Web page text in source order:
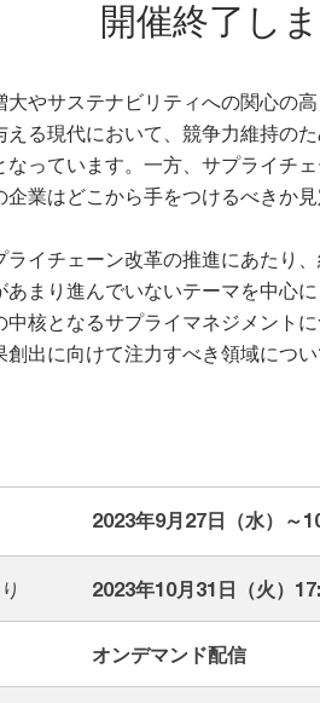
開催終了し
大やサステナビリティへの関心の
える現代において、競争力維持の
なっています。一方、サプライチ
企業はどこから手をつけるべきか
ライチェーン改革の推進にあたり
あまり進んでいないテーマを中心
中核となるサプライマネジメント
出に向けて注力すべき領域につ
2023年9月27日（水）～
2023年10月31日（火）
オンデマンド配信